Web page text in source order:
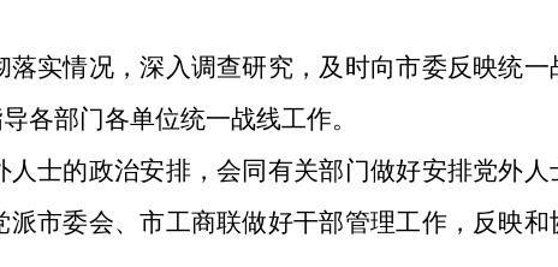
落实情况，深入调查研究，及时向市委反映统一
各部门各单位统一战线工作。
人士的政治安排，会同有关部门做好安排党外人
市委会、市工商联做好干部管理工作，反映和